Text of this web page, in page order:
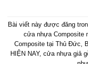
Bài viết này được đăng
cửa nhựa Composite
Composite tại Thủ Đức,
HIỆN NAY, cửa nhựa giả